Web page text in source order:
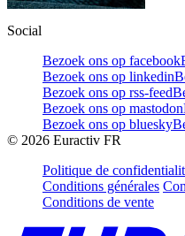
Social
Bezoek ons op facebook
Bezoek ons op linkedin
Bezoek ons op rss-feed
Bezoek ons op mastodon
Bezoek ons op bluesky
© 2026 Euractiv FR
Politique de
Conditions générales
Conditions de vente